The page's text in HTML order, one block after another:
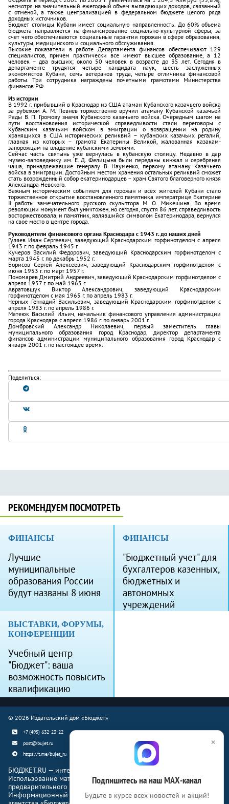
несмотря на значительный ежегодный объем выпадающих доходов, связанный
с отменой, а также централизацией в федеральном бюджете целого ряда
доходных источников.
Бюджет столицы Кубани имеет социальную направленность. До 60% объема
бюджета направляется на финансирование социально-культурной сферы, за
счет чего обеспечиваются социальные гарантии горожан в сфере образования,
культуры, медицинского и социального обслуживания.
Высокие показатели в работе Департамента финансов обеспечивают 129
специалистов, причем практически все имеют высшее образование, а 12
человек – два высших; около 50 человек в возрасте до 35 лет. Сегодня в
департаменте трудятся четыре кандидата наук, шесть заслуженных
экономистов Кубани, семь ветеранов труда, четыре отличника финансовой
работы. Три сотрудника награждены почетными грамотами Министерства
финансов РФ.
Из истории
В 1992 г. прибывший в Краснодар из США атаман Кубанского казачьего войска
за рубежом А. М. Певнев торжественно вручил атаману Кубанской казачьей
Рады В. П. Громову знамя Кубанского казачьего войска. Очередным шагом на
пути восстановления исторической справедливости стали переговоры с
Кубанским казачьим войском в эмиграции о возвращении на родину
хранящихся в США исторических реликвий – кубанских казачьих регалий,
главная из которых – грамота Екатерины Великой, жалованная казакам-
запорожцам на владение кубанскими землями.
Сейчас часть святынь уже вернулась в кубанскую столицу. Недавно в дар
музею-заповеднику им. Е. Д. Фелицына были переданы кинжал и серебряная
чаша, принадлежавшие генералу В. Науменко, первому атаману Казачьего
войска в эмиграции. Достойным местом хранения остальных реликвий сможет
стать возрожденный собор екатеринодарцев – храм Святого благоверного князя
Александра Невского.
Важным историческим событием для горожан и всех жителей Кубани стало
торжественное открытие восстановленного памятника императрице Екатерине
II работы замечательного русского скульптора М. О. Микешина. Во время
революции монумент был уничтожен, но сегодня, спустя 86 лет, справедливость
восторжествовала, и памятник, являвшийся символом Екатеринодара, вернулся
на свое место в центре города.
Руководители финансового органа Краснодара с 1943 г. до наших дней
Гуляев Иван Сергеевич, заведующий Краснодарским горфинотделом с апреля
1943 г. по февраль 1945 г.
Кучеров Василий Федорович, заведующий Краснодарским горфинотделом с
марта 1945 г. по декабрь 1952 г.
Борисов Сергей Алексеевич, заведующий Краснодарским горфинотделом с
июня 1953 г. по март 1957 г.
Пономарев Дмитрий Андреевич, заведующий Краснодарским горфинотделом с
апреля 1957 г. по май 1965 г.
Авратовщук Виктор Александрович, заведующий Краснодарским
горфинотделом с мая 1965 г. по апрель 1983 г.
Черных Геннадий Васильевич, заведующий Краснодарским горфинотделом с
апреля 1983 г. по апрель 1986 г.
Матеюк Василий Ильич, начальник финансового управления администрации
города Краснодара с апреля 1986 г. по январь 2001 г.
Домбровский Александр Николаевич, первый заместитель главы
муниципального образования город Краснодар, директор департамента
финансов администрации муниципального образования город Краснодар с
января 2001 г. по настоящее время.
Поделиться:
РЕКОМЕНДУЕМ ПОСМОТРЕТЬ
ФИНАНСЫ
Лучшие
муниципальные
образования России
будут названы 8 июня
ФИНАНСЫ
"Бюджетный учет" для
бухгалтеров казенных,
бюджетных и
автономных
учреждений
ВЫСТАВКИ, ФОРУМЫ,
КОНФЕРЕНЦИИ
Учебный центр
"Бюджет": ваша
возможность повысить
квалификацию
© 2026 Издательский дом «Бюджет»
+7 (495) 632-23-22
post@bujet.ru
https://t.me/bujet_ru
БЮДЖЕТ.RU — интернет-издание о финансовой жизни страны.
Использование материалов Бюджет.ru разрешено только с
предварительного письменного согласия правообладателей.
Информационный продукт «Журнал Бюджет» информационного
×
Подпишитесь на наш МАХ-канал
Будьте в курсе всех новостей и акций!